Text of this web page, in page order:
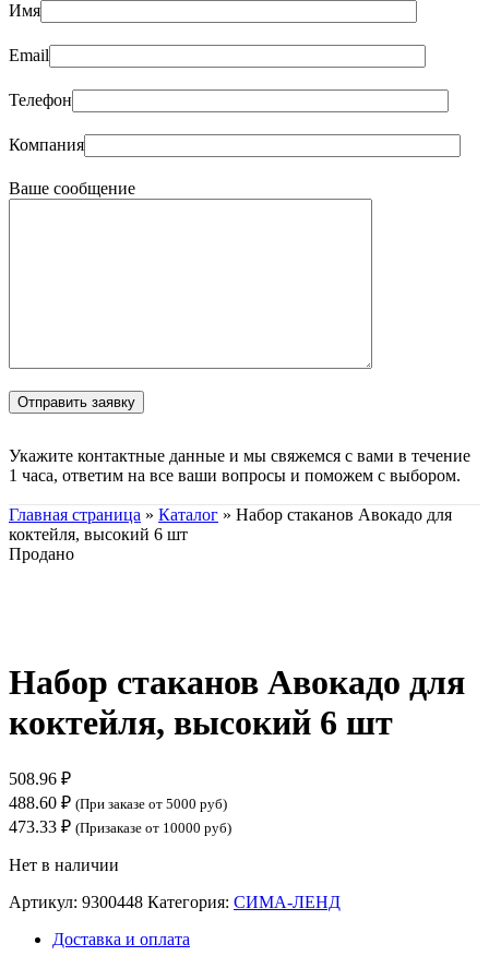
Имя
Email
Телефон
Компания
Ваше сообщение
Укажите контактные данные и мы свяжемся с вами в течение
1 часа, ответим на все ваши вопросы и поможем с выбором.
Главная страница » Каталог » Набор стаканов Авокадо для
коктейля, высокий 6 шт
Продано
Набор стаканов Авокадо для
коктейля, высокий 6 шт
508.96 ₽
488.60 ₽ (При заказе от 5000 руб)
473.33 ₽ (Призаказе от 10000 руб)
Нет в наличии
Артикул: 9300448 Категория: СИМА-ЛЕНД
Доставка и оплата